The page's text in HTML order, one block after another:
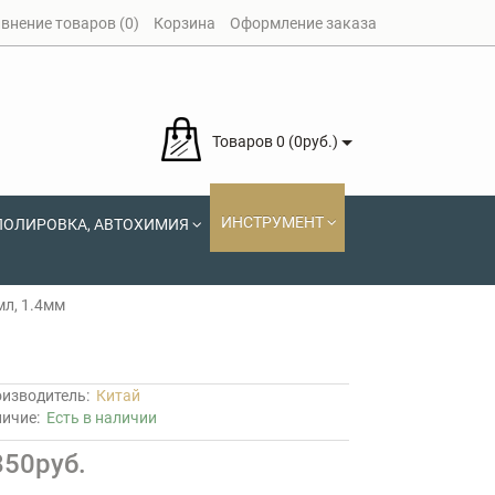
товаров (0) Корзина Оформление заказа
Товаров 0 (0руб.)
АВТОХИМИЯ ИНСТРУМЕНТ
1.4мм
Китай
Есть в наличии